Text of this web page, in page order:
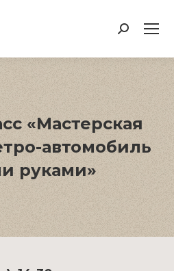
Поиск:
«Мастерская
автомобиль
руками»